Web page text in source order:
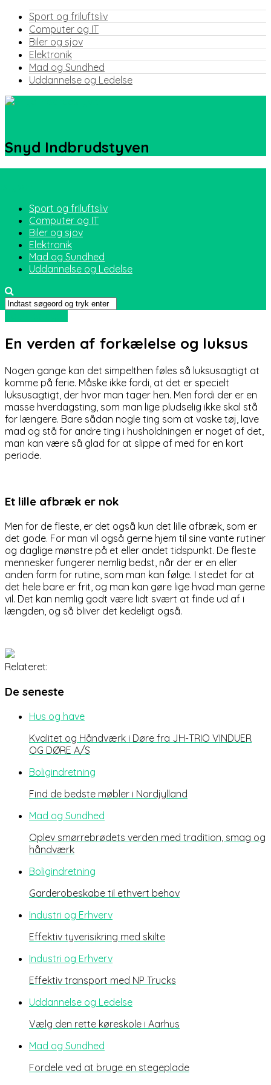
Sport og friluftsliv
Computer og IT
Biler og sjov
Elektronik
Mad og Sundhed
Uddannelse og Ledelse
Snyd Indbrudstyven
Sport og friluftsliv
Computer og IT
Biler og sjov
Elektronik
Mad og Sundhed
Uddannelse og Ledelse
En verden af forkælelse og luksus
Nogen gange kan det simpelthen føles så luksusagtigt at
komme på ferie. Måske ikke fordi, at det er specielt
luksusagtigt, der hvor man tager hen. Men fordi der er en
masse hverdagsting, som man lige pludselig ikke skal stå
for længere. Bare sådan nogle ting som at vaske tøj, lave
mad og stå for andre ting i husholdningen er noget af det,
man kan være så glad for at slippe af med for en kort
periode.
Et lille afbræk er nok
Men for de fleste, er det også kun det lille afbræk, som er
det gode. For man vil også gerne hjem til sine vante rutiner
og daglige mønstre på et eller andet tidspunkt. De fleste
mennesker fungerer nemlig bedst, når der er en eller
anden form for rutine, som man kan følge. I stedet for at
det hele bare er frit, og man kan gøre lige hvad man gerne
vil. Det kan nemlig godt være lidt svært at finde ud af i
længden, og så bliver det kedeligt også.
Relateret:
De seneste
Hus og have
Kvalitet og Håndværk i Døre fra JH-TRIO VINDUER
OG DØRE A/S
Boligindretning
Find de bedste møbler i Nordjylland
Mad og Sundhed
Oplev smørrebrødets verden med tradition, smag og
håndværk
Boligindretning
Garderobeskabe til ethvert behov
Industri og Erhverv
Effektiv tyverisikring med skilte
Industri og Erhverv
Effektiv transport med NP Trucks
Uddannelse og Ledelse
Vælg den rette køreskole i Aarhus
Mad og Sundhed
Fordele ved at bruge en stegeplade